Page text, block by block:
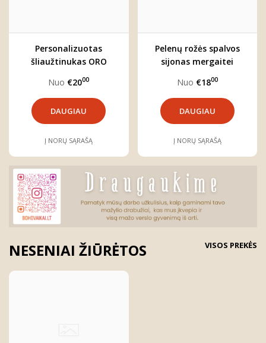
Personalizuotas
šliaužtinukas ORO
Nuo €2000
DAUGIAU
Į NORŲ SĄRAŠĄ
Pelenų rožės spalvos
sijonas mergaitei
Nuo €1800
DAUGIAU
Į NORŲ SĄRAŠĄ
NESENIAI ŽIŪRĖTOS VISOS PREKĖS